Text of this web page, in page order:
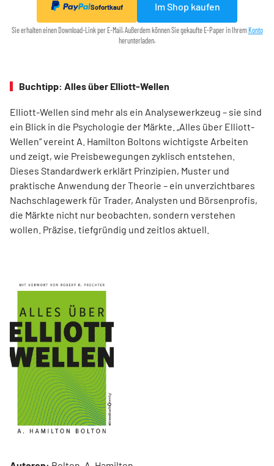
Sofortkauf Im Shop kaufen
Sie erhalten einen Download-Link per E-Mail. Außerdem können Sie gekaufte E-Paper in IhremKonto
herunterladen.
Buchtipp: Alles über Elliott-Wellen
Elliott-Wellen sind mehr als ein Analysewerkzeug – sie sind
ein Blick in die Psychologie der Märkte. „Alles über Elliott-
Wellen“ vereint A. Hamilton Boltons wichtigste Arbeiten
und zeigt, wie Preisbewegungen zyklisch entstehen.
Dieses Standardwerk erklärt Prinzipien, Muster und
praktische Anwendung der Theorie – ein unverzichtbares
Nachschlagewerk für Trader, Analysten und Börsenprofis,
die Märkte nicht nur beobachten, sondern verstehen
wollen. Präzise, tiefgründig und zeitlos aktuell.